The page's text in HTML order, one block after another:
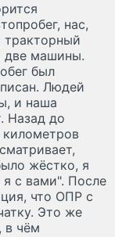
нас,
тракторный
две машины.
был
Людей
и наша
Назад до
жёстко, я
я с вами". После
что ОПР с
Это же
в чём